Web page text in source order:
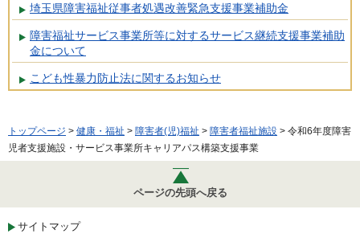
埼玉県障害福祉従事者処遇改善緊急支援事業補助金
障害福祉サービス事業所等に対するサービス継続支援事業補助
金について
こども性暴力防止法に関するお知らせ
トップページ > 健康・福祉 > 障害者(児)福祉 > 障害者福祉施設 > 令和6年度障害
児者支援施設・サービス事業所キャリアパス構築支援事業
ページの先頭へ戻る
サイトマップ